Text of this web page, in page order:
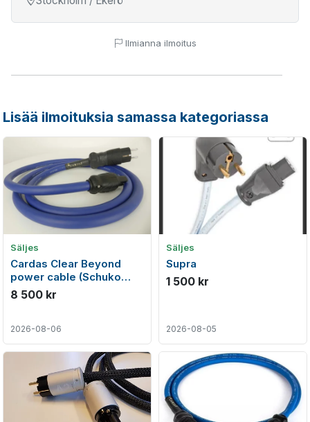
Ilmianna ilmoitus
Lisää ilmoituksia samassa kategoriassa
Säljes
Cardas Clear Beyond
power cable (Schuko
plugs) - 1.5m
8 500 kr
2026-08-06
Säljes
Supra
1 500 kr
2026-08-05